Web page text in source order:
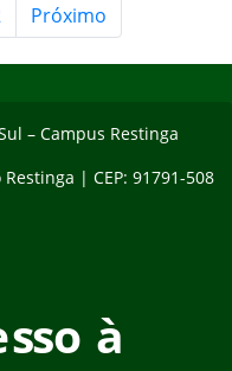
Próximo
– Campus Restinga
| CEP: 91791-508